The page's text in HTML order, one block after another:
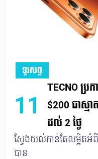
ទូរសព្ទ
11
TECNO ប្រ
$200 ជាស្ម
ដល់​ 2 ថ្ងៃ
ស្វែងយល់កាន់តែលម្អិតអំ
បាន